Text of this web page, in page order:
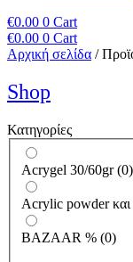
€0.00 0 Cart
€0.00 0 Cart
Αρχική σελίδα /
Shop
Κατηγορίες
Acrygel 30/60gr (0)
Acrylic powder
BAZAAR % (0)